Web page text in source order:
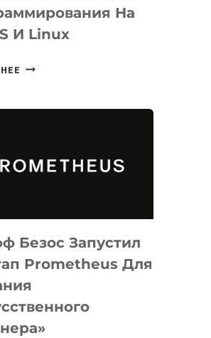
На
И Linux
META
ДЛЯ
И
LINUX
Безос Запустил
Prometheus Для